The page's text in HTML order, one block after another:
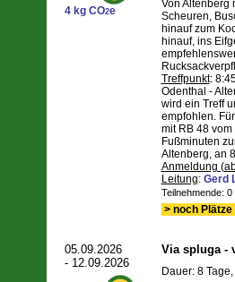
4 kg CO2e
Von Altenberg
Scheuren,
hinauf zum
hinauf, ins
Treffpunkt:
Odenthal -
wird ein Treff
empfohlen.
mit RB 48
Fußminuten
Altenberg, an
Anmeldung
Leitung: Gerd
Teilnehmende:
> noch
05.09.2026
- 12.09.2026
Via spluga -
Dauer: 8